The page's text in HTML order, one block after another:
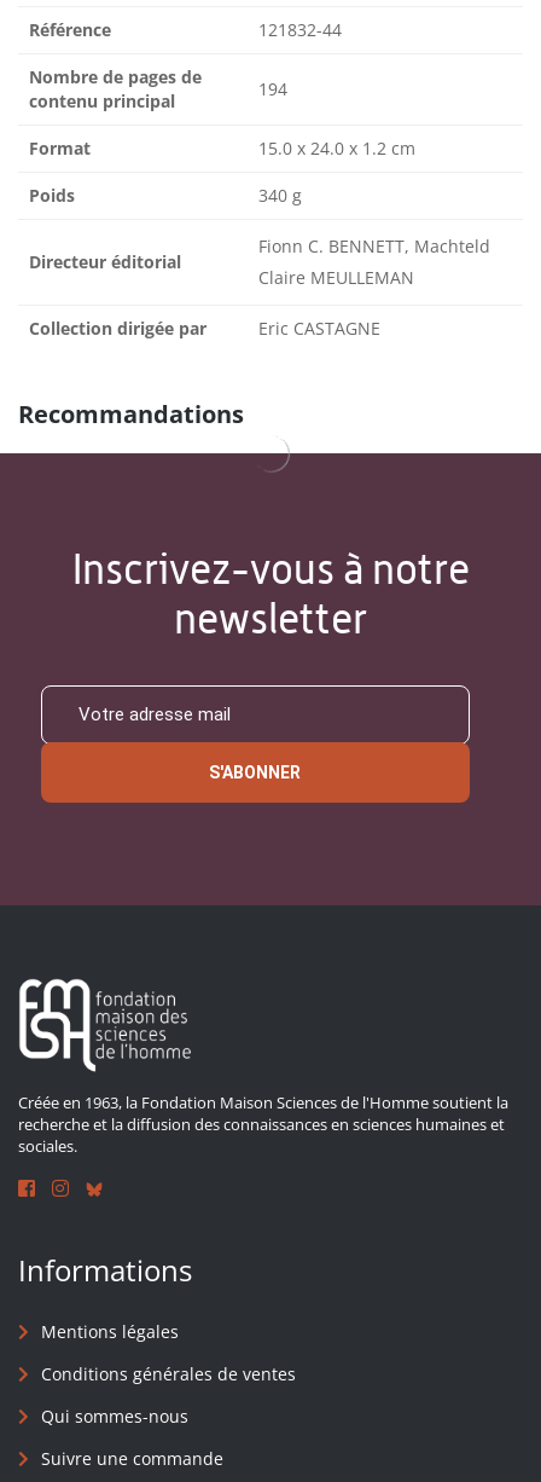
Référence 121832-44
Nombre de pages de
contenu principal
194
Format 15.0 x 24.0 x 1.2 cm
Poids 340 g
Directeur éditorial
Fionn C. BENNETT, Machteld
Claire MEULLEMAN
Collection dirigée par Eric CASTAGNE
Recommandations
Inscrivez-vous à notre
newsletter
S'ABONNER
Créée en 1963, la Fondation Maison Sciences de l'Homme soutient la
recherche et la diffusion des connaissances en sciences humaines et
sociales.
Informations
Mentions légales
Conditions générales de ventes
Qui sommes-nous
Suivre une commande